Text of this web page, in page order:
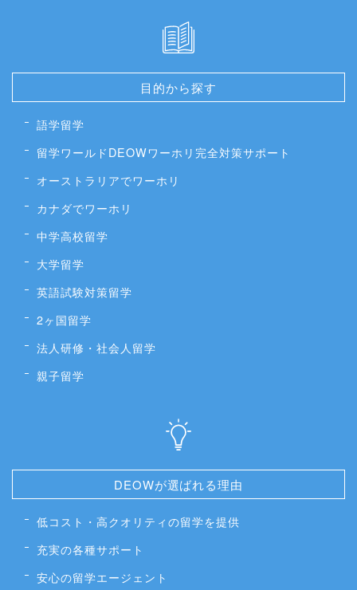
目的から探す
語学留学
留学ワールドDEOWワーホリ完全対策サポート
オーストラリアでワーホリ
カナダでワーホリ
中学高校留学
大学留学
英語試験対策留学
2ヶ国留学
法人研修・社会人留学
親子留学
DEOWが選ばれる理由
低コスト・高クオリティの留学を提供
充実の各種サポート
安心の留学エージェント